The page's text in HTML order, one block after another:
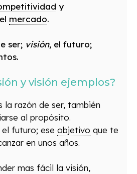
y
mercado.
ser; visión, el futuro;
y visión ejemplos?
la razón de ser, también
al propósito.
futuro; ese objetivo que te
en unos años.
mas fácil la visión,